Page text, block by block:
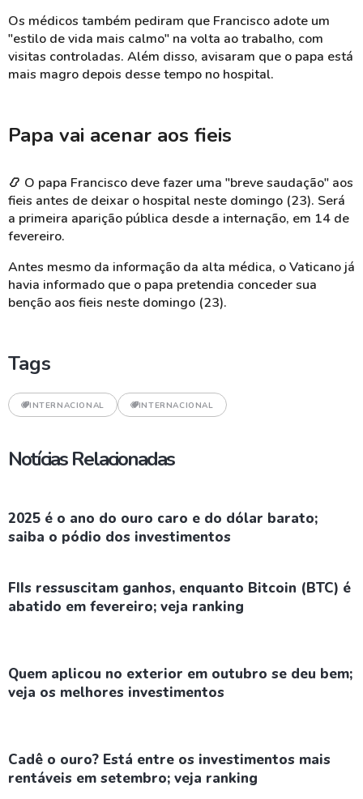
Os médicos também pediram que Francisco adote um
"estilo de vida mais calmo" na volta ao trabalho, com
visitas controladas. Além disso, avisaram que o papa está
mais magro depois desse tempo no hospital.
Papa vai acenar aos fieis
📿 O papa Francisco deve fazer uma "breve saudação" aos
fieis antes de deixar o hospital neste domingo (23). Será
a primeira aparição pública desde a internação, em 14 de
fevereiro.
Antes mesmo da informação da alta médica, o Vaticano já
havia informado que o papa pretendia conceder sua
benção aos fieis neste domingo (23).
Tags
INTERNACIONAL INTERNACIONAL
Notícias Relacionadas
2025 é o ano do ouro caro e do dólar barato;
saiba o pódio dos investimentos
FIIs ressuscitam ganhos, enquanto Bitcoin (BTC) é
abatido em fevereiro; veja ranking
Quem aplicou no exterior em outubro se deu bem;
veja os melhores investimentos
Cadê o ouro? Está entre os investimentos mais
rentáveis em setembro; veja ranking